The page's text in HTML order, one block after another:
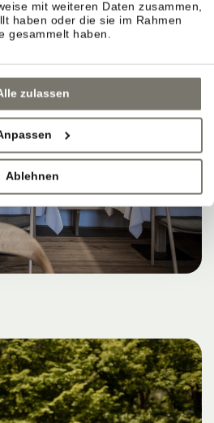
mit weiteren Daten zusammen,
haben oder die sie im Rahmen
gesammelt haben.
zulassen
Ablehnen